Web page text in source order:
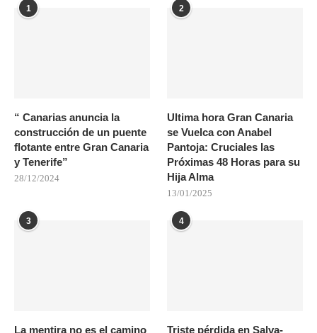
1
“ Canarias anuncia la
construcción de un puente
flotante entre Gran Canaria
y Tenerife”
28/12/2024
2
Ultima hora Gran Canaria
se Vuelca con Anabel
Pantoja: Cruciales las
Próximas 48 Horas para su
Hija Alma
13/01/2025
3
La mentira no es el camino
4
Triste pérdida en Salva-